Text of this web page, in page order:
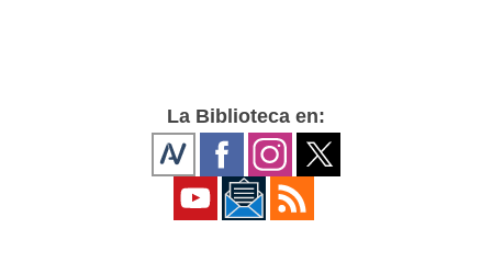
La Biblioteca en: